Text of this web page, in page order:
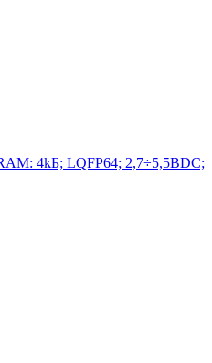
4kБ; LQFP64; 2,7÷5,5ВDC;